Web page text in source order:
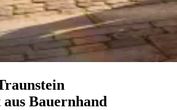
Bauernhand